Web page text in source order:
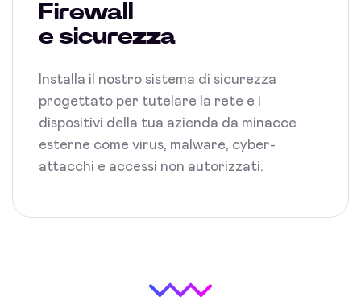
Firewall
e sicurezza
Installa il nostro sistema di sicurezza
progettato per tutelare la rete e i
dispositivi della tua azienda da minacce
esterne come virus, malware, cyber-
attacchi e accessi non autorizzati.